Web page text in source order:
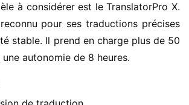
à considérer est le TranslatorPro X.
pour ses traductions précises
stable. Il prend en charge plus de 50
autonomie de 8 heures.